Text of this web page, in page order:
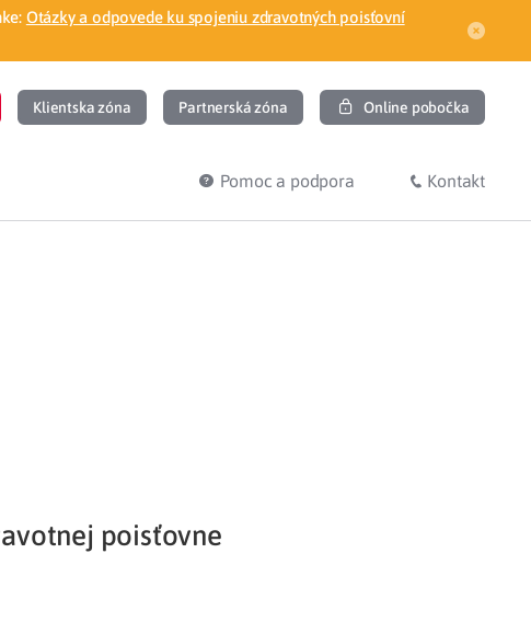
Otázky a odpovede ku spojeniu zdravotných poisťovní
Klientska zóna Partnerská zóna Online pobočka
Potvrdenie o neevidovaní
Pomoc a podpora Kontakt
poisťovne